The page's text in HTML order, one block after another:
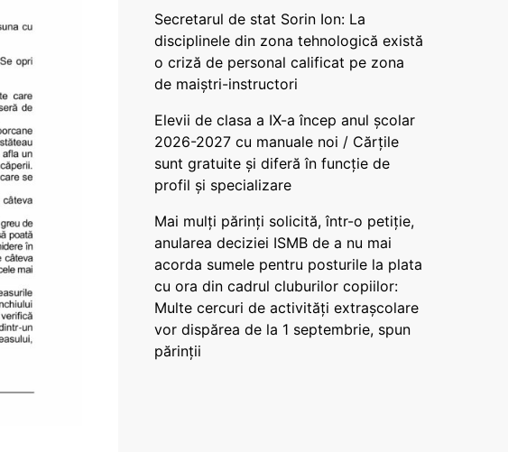
Secretarul de stat Sorin Ion: La
disciplinele din zona tehnologică există
o criză de personal calificat pe zona
de maiștri-instructori
Elevii de clasa a IX-a încep anul școlar
2026-2027 cu manuale noi / Cărțile
sunt gratuite și diferă în funcție de
profil și specializare
Mai mulți părinți solicită, într-o petiție,
anularea deciziei ISMB de a nu mai
acorda sumele pentru posturile la plata
cu ora din cadrul cluburilor copiilor:
Multe cercuri de activități extrașcolare
vor dispărea de la 1 septembrie, spun
părinții